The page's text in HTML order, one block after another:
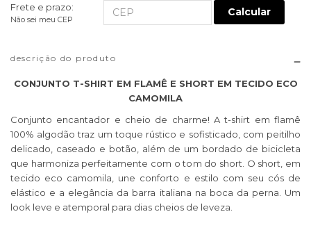
Frete e prazo:
Não sei meu CEP
Calcular
descrição do produto
CONJUNTO T-SHIRT EM FLAMÊ E SHORT EM TECIDO ECO
CAMOMILA
Conjunto encantador e cheio de charme! A t-shirt em flamê
100% algodão traz um toque rústico e sofisticado, com peitilho
delicado, caseado e botão, além de um bordado de bicicleta
que harmoniza perfeitamente com o tom do short. O short, em
tecido eco camomila, une conforto e estilo com seu cós de
elástico e a elegância da barra italiana na boca da perna. Um
look leve e atemporal para dias cheios de leveza.